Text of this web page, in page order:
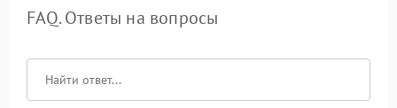
FAQ. Ответы на вопросы